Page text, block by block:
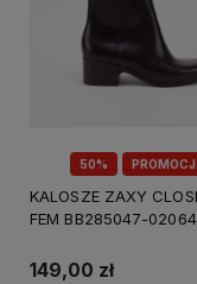
50%
KALOSZE ZAXY
FEM BB285047-02064
149,00 zł